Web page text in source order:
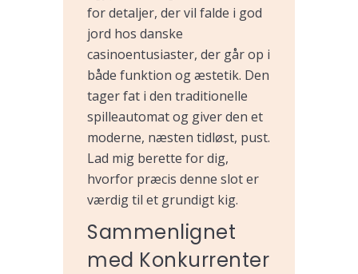
for detaljer, der vil falde i god
jord hos danske
casinoentusiaster, der går op i
både funktion og æstetik. Den
tager fat i den traditionelle
spilleautomat og giver den et
moderne, næsten tidløst, pust.
Lad mig berette for dig,
hvorfor præcis denne slot er
værdig til et grundigt kig.
Sammenlignet
med Konkurrenter